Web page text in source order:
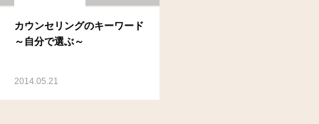
カウンセリングのキーワード
～自分で選ぶ～
2014.05.21